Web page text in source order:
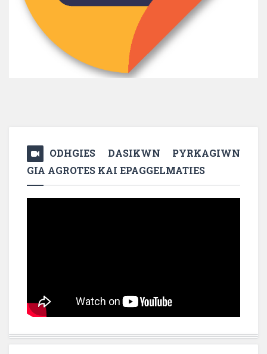
ODHGIES DASIKWN PYRKAGIWN
GIA AGROTES KAI EPAGGELMATIES